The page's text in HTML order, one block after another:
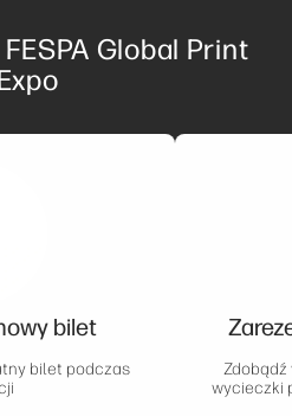
Global Print
bilet
bilet podczas
wycieczki